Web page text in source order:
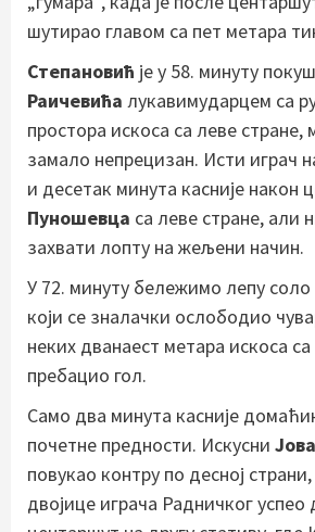
шутирао главом са пет метара
Степановић је у 58. минуту
Раичевића лукавимударцем са
простора искоса са леве стране,
замало непрецизан. Исти играч
и десетак минута касније након
Пуношевца са леве стране, али
захвати лопту на жељени начин.
У 72. минуту бележимо лепу соло
који се зналачки ослободио
неких дванаест метара искоса
пребацио гол.
Само два минута касније
почетне предности. Искусни
повукао контру по десној
двојице играча Радничког успео